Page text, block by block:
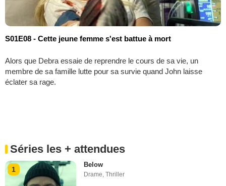
S01E08 - Cette jeune femme s'est battue à mort
Alors que Debra essaie de reprendre le cours de sa vie, un
membre de sa famille lutte pour sa survie quand John laisse
éclater sa rage.
Séries les + attendues
1
Below
Drame,Thriller